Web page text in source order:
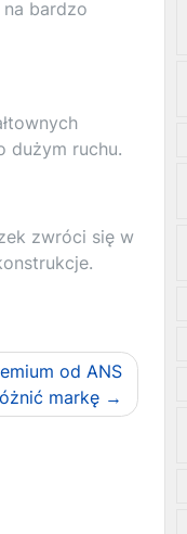
na bardzo
dużym ruchu.
zwróci się w
od ANS
markę